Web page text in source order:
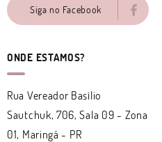
Siga no Facebook
ONDE ESTAMOS?
Rua Vereador Basílio
Sautchuk, 706, Sala 09 - Zona
01, Maringá - PR